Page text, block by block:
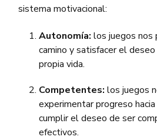
sistema motivacional:
Autonomía: los juegos nos
camino y satisfacer el
propia vida.
Competentes: los juegos
experimentar progreso
cumplir el deseo de ser
efectivos.